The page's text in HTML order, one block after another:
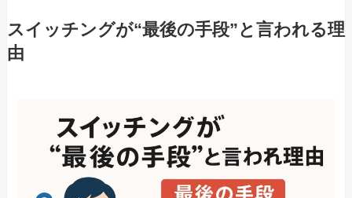
スイッチングが“最後の手段”と言われる理
由